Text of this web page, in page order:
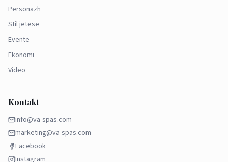
Personazh
Stil jetese
Evente
Ekonomi
Video
Kontakt
info@va-spas.com
marketing@va-spas.com
Facebook
Instagram